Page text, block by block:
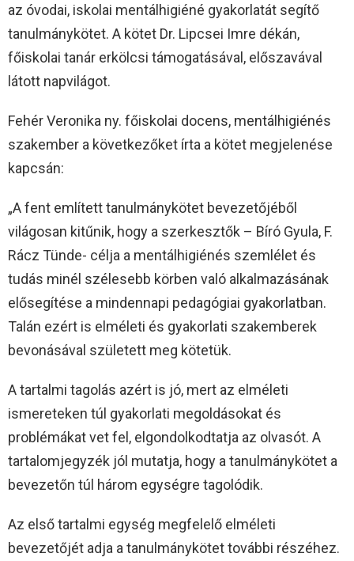
az óvodai, iskolai mentálhigiéné gyakorlatát segítő
tanulmánykötet. A kötet Dr. Lipcsei Imre dékán,
főiskolai tanár erkölcsi támogatásával, előszavával
látott napvilágot.
Fehér Veronika ny. főiskolai docens, mentálhigiénés
szakember a következőket írta a kötet megjelenése
kapcsán:
„A fent említett tanulmánykötet bevezetőjéből
világosan kitűnik, hogy a szerkesztők – Bíró Gyula, F.
Rácz Tünde- célja a mentálhigiénés szemlélet és
tudás minél szélesebb körben való alkalmazásának
elősegítése a mindennapi pedagógiai gyakorlatban.
Talán ezért is elméleti és gyakorlati szakemberek
bevonásával született meg kötetük.
A tartalmi tagolás azért is jó, mert az elméleti
ismereteken túl gyakorlati megoldásokat és
problémákat vet fel, elgondolkodtatja az olvasót. A
tartalomjegyzék jól mutatja, hogy a tanulmánykötet a
bevezetőn túl három egységre tagolódik.
Az első tartalmi egység megfelelő elméleti
bevezetőjét adja a tanulmánykötet további részéhez.